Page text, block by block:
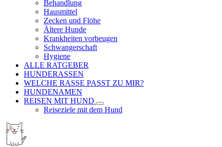
Behandlung
Hausmittel
Zecken und Flöhe
Ältere Hunde
Krankheiten vorbeugen
Schwangerschaft
Hygiene
ALLE RATGEBER
HUNDERASSEN
WELCHE RASSE PASST ZU MIR?
HUNDENAMEN
REISEN MIT HUND
Reiseziele mit dem Hund